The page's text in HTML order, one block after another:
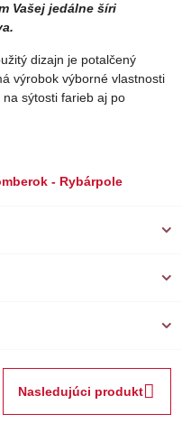
Vašej jedálne šíri
dizajn je potalčený
výrobok výborné vlastnosti
sýtosti farieb aj po
- Rybárpole
Nasledujúci produkt